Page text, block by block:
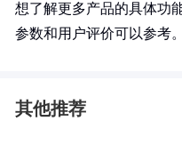
想了解更多产品的具体功
参数和用户评价可以参考
其他推荐